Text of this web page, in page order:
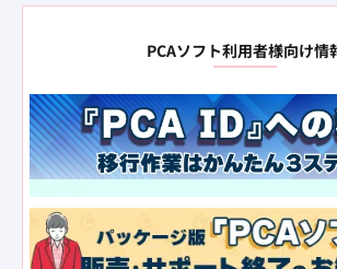
PCAソフト利用者様向け情